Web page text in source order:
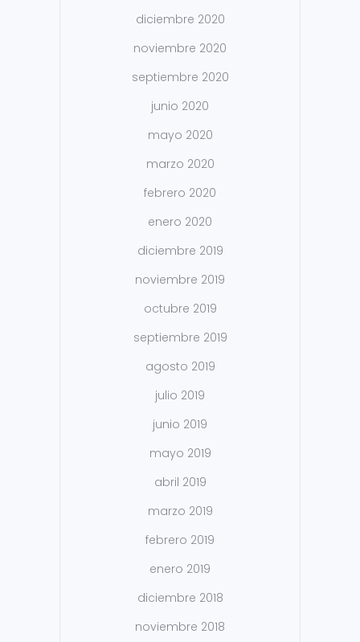
diciembre 2020
noviembre 2020
septiembre 2020
junio 2020
mayo 2020
marzo 2020
febrero 2020
enero 2020
diciembre 2019
noviembre 2019
octubre 2019
septiembre 2019
agosto 2019
julio 2019
junio 2019
mayo 2019
abril 2019
marzo 2019
febrero 2019
enero 2019
diciembre 2018
noviembre 2018